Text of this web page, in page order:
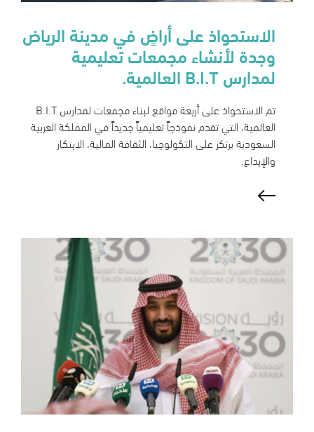
الاستحواذ على أراضٍ في مدينة الرياض
وجدة لأنشاء مجمعات تعليمية
لمدارس B.I.T العالمية.
تم الاستحواذ على أربعة مواقع لبناء مجمعات لمدارس B.I.T
العالمية، التي تقدم نموذجاً تعليمياً جديداً في المملكة العربية
السعودية يرتكز على التكولوجيا، الثقافة المالية، الابتكار
والإبداع.